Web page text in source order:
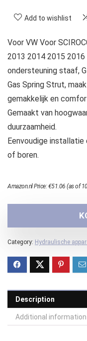
Add to wishlist
Voor VW Voor
2013 2014 2015
ondersteuning staaf,
Gas Spring Strut,
gemakkelijk en
Gemaakt van
duurzaamheid.
Eenvoudige
of boren.
Amazon.nl Price:€51.06 (as of
Category: Hydraulische
Description
Additional information